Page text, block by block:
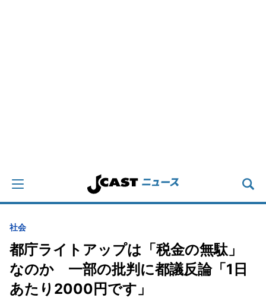
社会
都庁ライトアップは「税金の無駄」
なのか 一部の批判に都議反論「1日
あたり2000円です」